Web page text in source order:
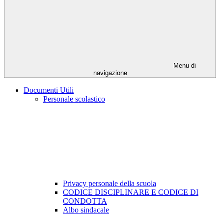
Menu di
navigazione
Documenti Utili
Personale scolastico
Privacy personale della scuola
CODICE DISCIPLINARE E CODICE DI
CONDOTTA
Albo sindacale